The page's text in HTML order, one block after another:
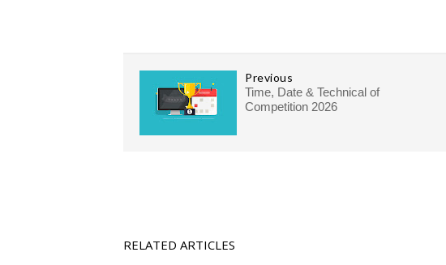
Previous
Time, Date & Technical of
Competition 2026
RELATED ARTICLES